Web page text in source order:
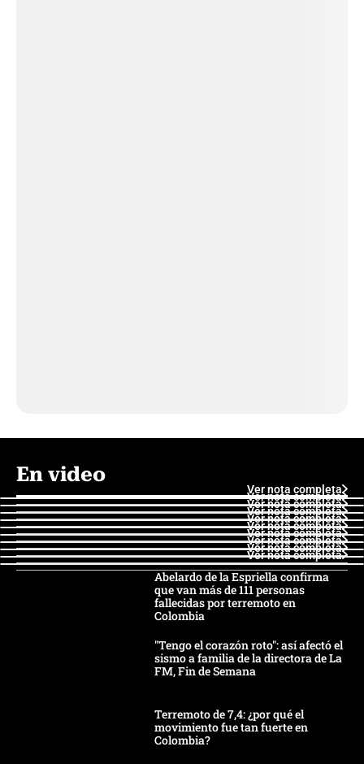
En video
Ver nota completa
Ver nota completa
Ver nota completa
Ver nota completa
Ver nota completa
Ver nota completa
Ver nota completa
Ver nota completa
Ver nota completa
Ver nota completa
Abelardo de la Espriella confirma
que van más de 111 personas
fallecidas por terremoto en
Colombia
"Tengo el corazón roto": así afectó el
sismo a familia de la directora de La
FM, Fin de Semana
Terremoto de 7,4: ¿por qué el
movimiento fue tan fuerte en
Colombia?